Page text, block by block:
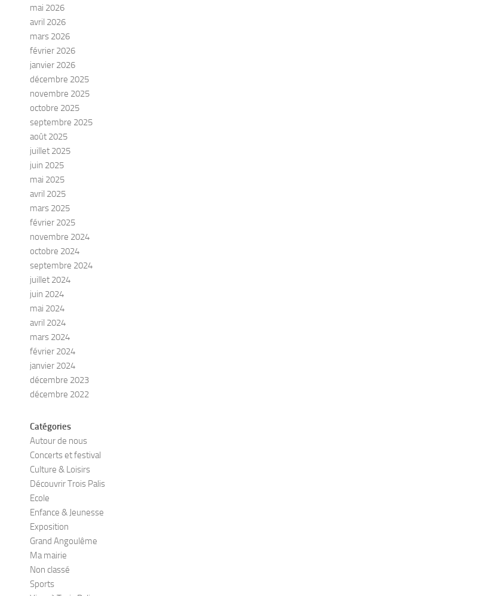
mai 2026
avril 2026
mars 2026
février 2026
janvier 2026
décembre 2025
novembre 2025
octobre 2025
septembre 2025
août 2025
juillet 2025
juin 2025
mai 2025
avril 2025
mars 2025
février 2025
novembre 2024
octobre 2024
septembre 2024
juillet 2024
juin 2024
mai 2024
avril 2024
mars 2024
février 2024
janvier 2024
décembre 2023
décembre 2022
Catégories
Autour de nous
Concerts et festival
Culture & Loisirs
Découvrir Trois Palis
Ecole
Enfance & Jeunesse
Exposition
Grand Angoulême
Ma mairie
Non classé
Sports